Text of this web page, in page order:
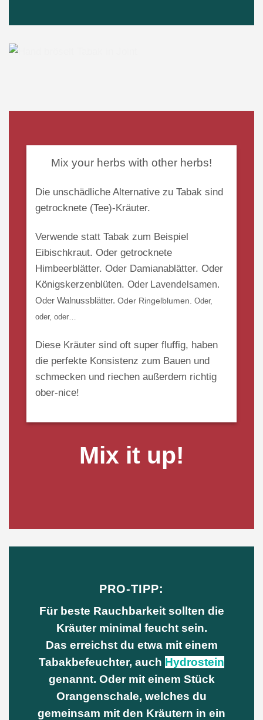
Mix your herbs with other herbs!
Die unschädliche Alternative zu Tabak sind
getrocknete (Tee)-Kräuter.
Verwende statt Tabak zum Beispiel
Eibischkraut. Oder getrocknete
Himbeerblätter. Oder Damianablätter. Oder
Königskerzenblüten. Oder Lavendelsamen.
Oder Walnussblätter. Oder Ringelblumen. Oder,
oder, oder…
Diese Kräuter sind oft super fluffig, haben
die perfekte Konsistenz zum Bauen und
schmecken und riechen außerdem richtig
ober-nice!
Mix it up!
PRO-TIPP:
Für beste Rauchbarkeit sollten die
Kräuter minimal feucht sein.
Das erreichst du etwa mit einem
Tabakbefeuchter, auch Hydrostein
genannt. Oder mit einem Stück
Orangenschale, welches du
gemeinsam mit den Kräutern in ein